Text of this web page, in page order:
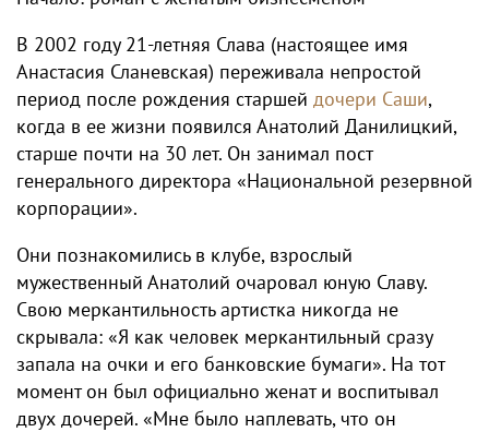
В 2002 году 21-летняя Слава (настоящее имя
Анастасия Сланевская) переживала непростой
период после рождения старшей дочери Саши,
когда в ее жизни появился Анатолий Данилицкий,
старше почти на 30 лет. Он занимал пост
генерального директора «Национальной резервной
корпорации».
Они познакомились в клубе, взрослый
мужественный Анатолий очаровал юную Славу.
Свою меркантильность артистка никогда не
скрывала: «Я как человек меркантильный сразу
запала на очки и его банковские бумаги». На тот
момент он был официально женат и воспитывал
двух дочерей. «Мне было наплевать, что он